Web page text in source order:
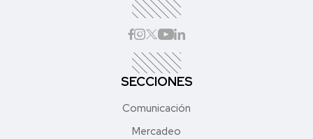
SECCIONES
Comunicación
Mercadeo